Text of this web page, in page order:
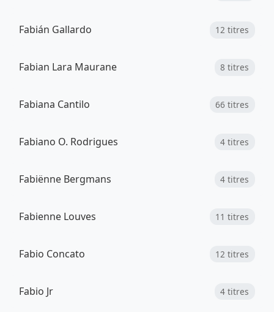
Fabián Gallardo 12 titres
Fabian Lara Maurane 8 titres
Fabiana Cantilo 66 titres
Fabiano O. Rodrigues 4 titres
Fabiënne Bergmans 4 titres
Fabienne Louves 11 titres
Fabio Concato 12 titres
Fabio Jr 4 titres